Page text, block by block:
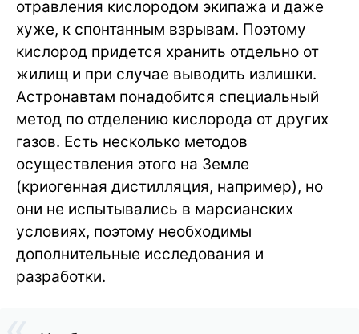
отравления кислородом экипажа и даже
хуже, к спонтанным взрывам. Поэтому
кислород придется хранить отдельно от
жилищ и при случае выводить излишки.
Астронавтам понадобится специальный
метод по отделению кислорода от других
газов. Есть несколько методов
осуществления этого на Земле
(криогенная дистилляция, например), но
они не испытывались в марсианских
условиях, поэтому необходимы
дополнительные исследования и
разработки.